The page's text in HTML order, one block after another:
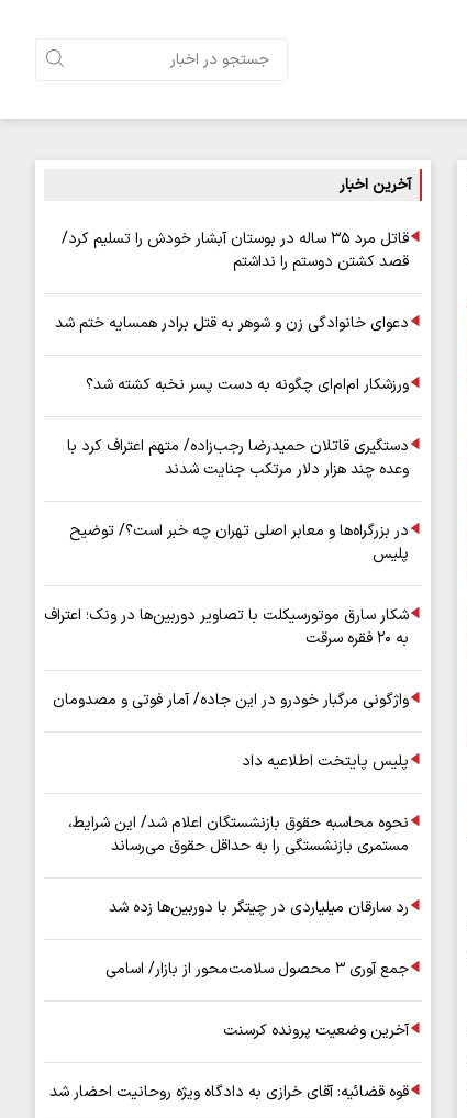
آخرین اخبار
قاتل مرد ۳۵ ساله در بوستان آبشار خودش را تسلیم کرد/
قصد کشتن دوستم را نداشتم
دعوای خانوادگی زن و شوهر به قتل برادر همسایه ختم شد
ورزشکار ام‌ام‌ای چگونه به دست پسر نخبه کشته شد؟
دستگیری قاتلان حمیدرضا رجب‌زاده/ متهم اعتراف کرد با
وعده چند هزار دلار مرتکب جنایت شدند
در بزرگراه‌ها و معابر اصلی تهران چه خبر است؟/ توضیح
پلیس
شکار سارق موتورسیکلت با تصاویر دوربین‌ها در ونک؛ اعتراف
به ۲۰ فقره سرقت
واژگونی مرگبار خودرو در این جاده/ آمار فوتی و مصدومان
پلیس پایتخت اطلاعیه داد
نحوه محاسبه حقوق بازنشستگان اعلام شد/ این شرایط،
مستمری بازنشستگی را به حداقل حقوق می‌رساند
رد سارقان میلیاردی در چیتگر با دوربین‌ها زده شد
جمع آوری ۳ محصول سلامت‌محور از بازار/ اسامی
آخرین وضعیت پرونده کرسنت
قوه قضائیه: آقای خرازی به دادگاه ویژه روحانیت احضار شد